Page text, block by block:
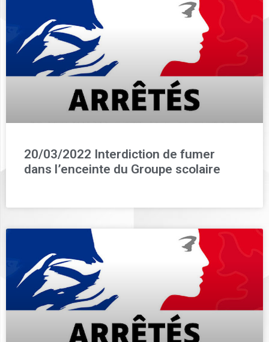
20/03/2022 Interdiction de fumer
dans l’enceinte du Groupe scolaire